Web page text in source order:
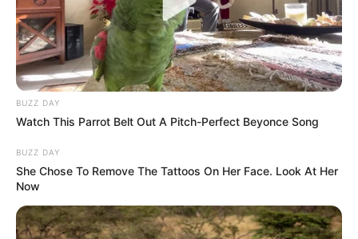
BUZZ DAY
Watch This Parrot Belt Out A Pitch-Perfect Beyonce Song
BUZZ DAY
She Chose To Remove The Tattoos On Her Face. Look At Her
Now